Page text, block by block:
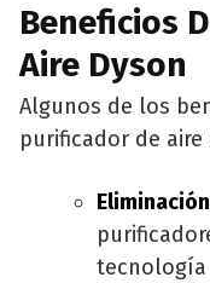
Beneficios
Aire Dyson
Algunos de los
purificador de
tecnología